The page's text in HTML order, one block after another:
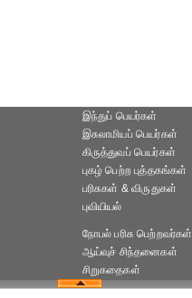
இந்துப் பெயர்கள்
இசுலாமியப் பெயர்கள்
கிருத்துவப் பெயர்கள்
புகழ் பெற்ற புத்தகங்கள்
பரிசுகள் & விருதுகள்
புவியியல்
நோபல் பரிசு‎ பெற்றவர்‎கள்
ஆய்வுச் சிந்தனைகள்
சிறுகதைகள்